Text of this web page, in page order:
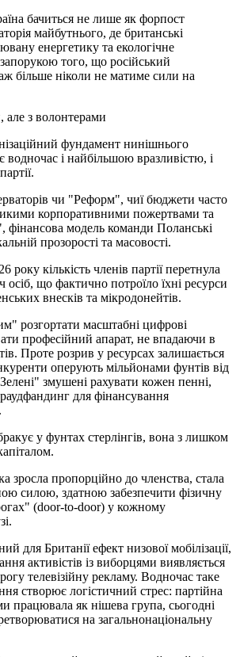
бачиться не лише як форпост
майбутнього, де британські
енергетику та екологічне
того, що російський
більше ніколи не матиме сили на
але з волонтерами
фундамент нинішнього
водночас і найбільшою вразливістю, і
чи "Реформ", чиї бюджети часто
корпоративними пожертвами та
модель команди Поланські
прозорості та масовості.
року кількість членів партії перетнула
осіб, що фактично потроїло їхні ресурси
внесків та мікродонейтів.
розгортати масштабні цифрові
професійний апарат, не впадаючи в
Проте розрив у ресурсах залишається
оперують мільйонами фунтів від
змушені рахувати кожен пенні,
для фінансування
у фунтах стерлінгів, вона з лишком
зросла пропорційно до членства, стала
силою, здатною забезпечити фізичну
(door-to-door) у кожному
для Британії ефект низової мобілізації,
активістів із виборцями виявляється
телевізійну рекламу. Водночас таке
створює логістичний стрес: партійна
працювала як нішева група, сьогодні
на загальнонаціональну